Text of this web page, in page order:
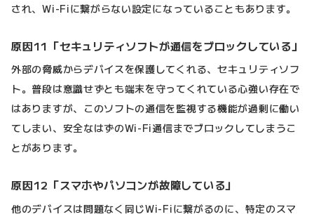
され、Wi-Fiに繋がらない設定になっていることもあります。
原因11「セキュリティソフトが通信をブロックしている」
外部の脅威からデバイスを保護してくれる、セキュリティソフ
ト。普段は意識せずとも端末を守ってくれている心強い存在で
はありますが、このソフトの通信を監視する機能が過剰に働い
てしまい、安全なはずのWi-Fi通信までブロックしてしまうこ
とがあります。
原因12「スマホやパソコンが故障している」
他のデバイスは問題なく同じWi-Fiに繋がるのに、特定のスマ